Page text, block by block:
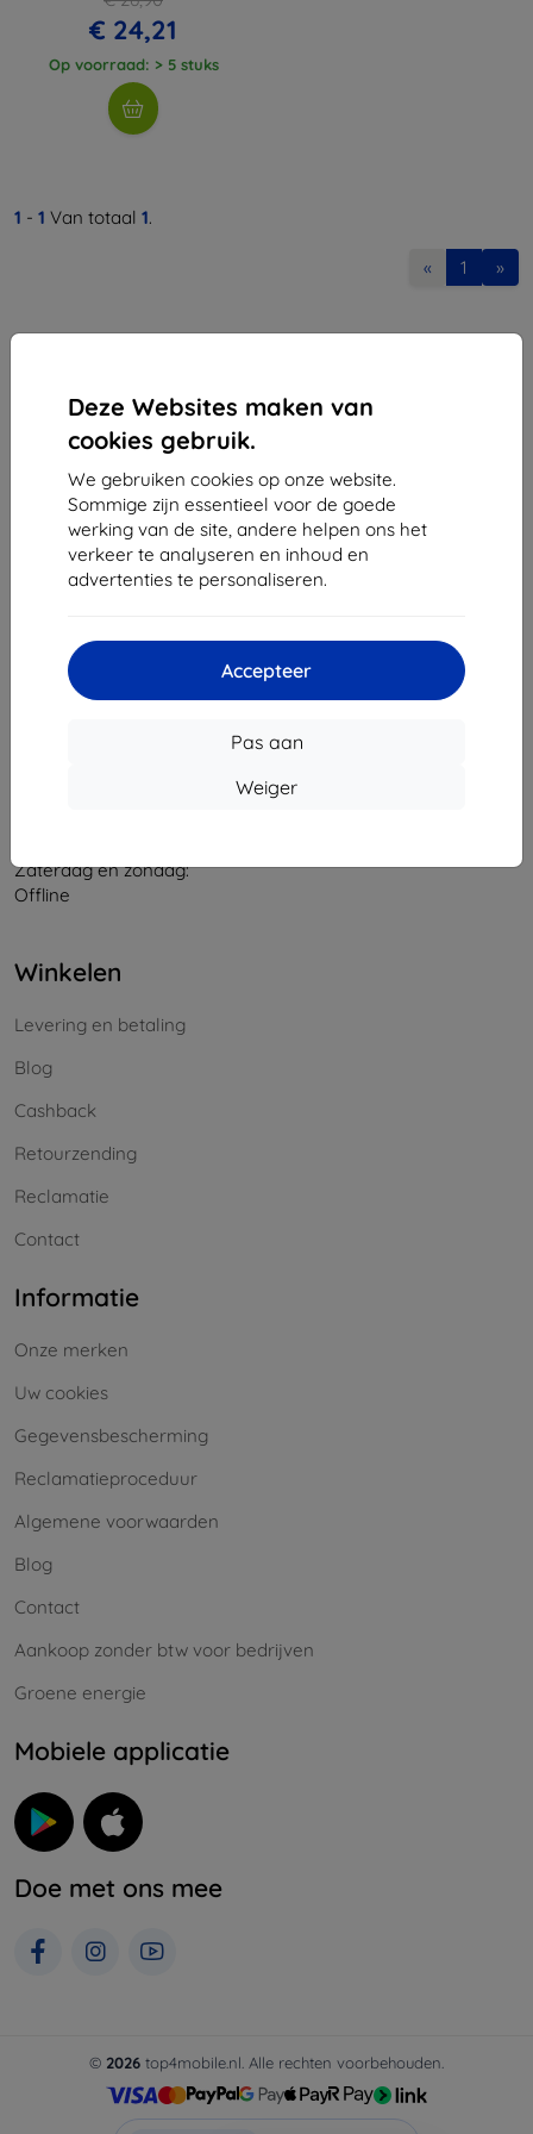
Deze Websites maken van
cookies gebruik.
We gebruiken cookies op onze website.
Sommige zijn essentieel voor de goede
werking van de site, andere helpen ons het
verkeer te analyseren en inhoud en
advertenties te personaliseren.
Accepteer
Pas aan
Weiger
€ 24,21
Op voorraad: > 5 stuks
1 - 1 Van totaal 1.
« 1 »
Ulica Rudolfa Mocka 3750/2A
841 04 Bratislava
Bedrijfsnummer:46701494
BTW-nummer:SK2023549671
Contact
Zaterdag en zondag:
Offline
Winkelen
Levering en betaling
Blog
Cashback
Retourzending
Reclamatie
Contact
Informatie
Onze merken
Uw cookies
Gegevensbescherming
Reclamatieproceduur
Algemene voorwaarden
Blog
Contact
Aankoop zonder btw voor bedrijven
Groene energie
Mobiele applicatie
Doe met ons mee
© 2026 top4mobile.nl. Alle rechten voorbehouden.